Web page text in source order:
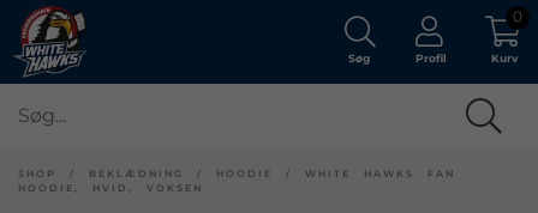
Søg Profil Kurv
0
SHOP / BEKLÆDNING / HOODIE / WHITE HAWKS FAN
HOODIE, HVID, VOKSEN